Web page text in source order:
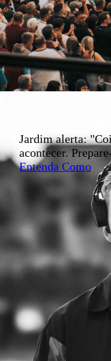
Jardim alerta:
acontecer.
Entenda Como